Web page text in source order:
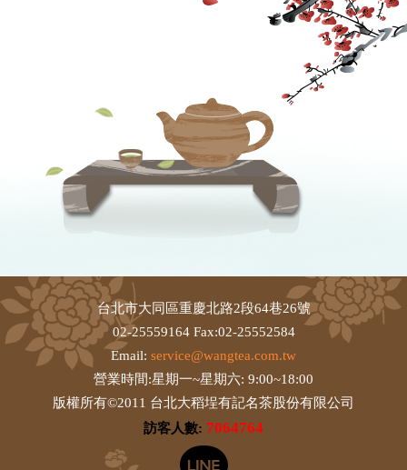
台北市大同區重慶北路2段64巷26號
02-25559164 Fax:02-25552584
Email: service@wangtea.com.tw
營業時間:星期一~星期六: 9:00~18:00
版權所有©2011 台北大稻埕有記名茶股份有限公司
訪客人數: 7064764